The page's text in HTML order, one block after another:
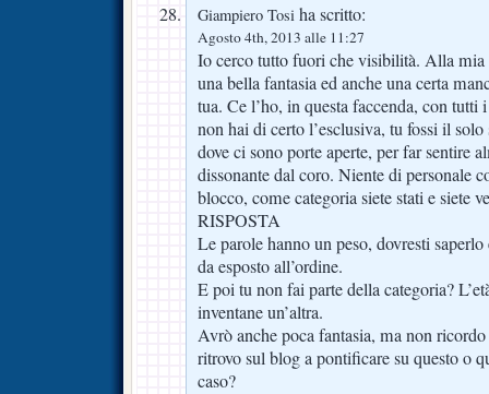
Giampiero Tosi ha scritto:
Agosto 4th, 2013 alle 11:27
Io cerco tutto fuori che visibilità. Alla mia
una bella fantasia ed anche una certa
tua. Ce l’ho, in questa faccenda, con
non hai di certo l’esclusiva, tu fossi il
dove ci sono porte aperte, per far sentire
dissonante dal coro. Niente di personale
blocco, come categoria siete stati e siete
RISPOSTA
Le parole hanno un peso, dovresti
da esposto all’ordine.
E poi tu non fai parte della categoria?
inventane un’altra.
Avrò anche poca fantasia, ma non
ritrovo sul blog a pontificare su questo o
caso?